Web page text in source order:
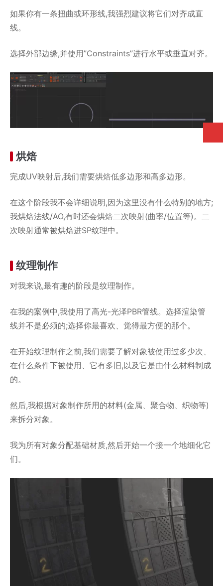
如果你有一条扭曲或环形线,我强烈建议将它们对齐成直
线。
选择外部边缘,并使用”Constraints”进行水平或垂直对齐。
烘焙
完成UV映射后,我们需要烘焙低多边形和高多边形。
在这个阶段我不会详细说明,因为这里没有什么特别的地方;
我烘焙法线/AO,有时还会烘焙二次映射(曲率/位置等)。二
次映射通常被烘焙进SP纹理中。
纹理制作
对我来说,最有趣的阶段是纹理制作。
在我的案例中,我使用了高光-光泽PBR管线。选择渲染管
线并不是必须的;选择你最喜欢、觉得最方便的那个。
在开始纹理制作之前,我们需要了解对象被使用过多少次、
在什么条件下被使用、它有多旧,以及它是由什么材料制成
的。
然后,我根据对象制作所用的材料(金属、聚合物、织物等)
来拆分对象。
我为所有对象分配基础材质,然后开始一个接一个地细化它
们。